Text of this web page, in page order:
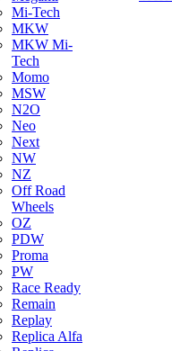
Mi-Tech
MKW
MKW Mi-
Tech
Momo
MSW
N2O
Neo
Next
NW
NZ
Off Road
Wheels
OZ
PDW
Proma
PW
Race Ready
Remain
Replay
Replica Alfa